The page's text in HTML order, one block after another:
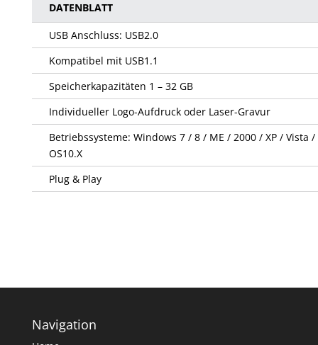
DATENBLATT
USB Anschluss: USB2.0
Kompatibel mit USB1.1
Speicherkapazitäten 1 – 32 GB
Individueller Logo-Aufdruck oder Laser-Gravur
Betriebssysteme: Windows 7 / 8 / ME / 2000 / XP / Vista /
OS10.X
Plug & Play
Navigation